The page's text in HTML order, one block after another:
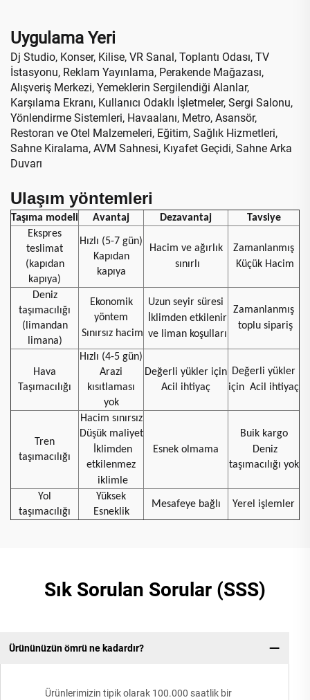
Uygulama Yeri
Dj Studio, Konser, Kilise, VR Sanal, Toplantı Odası, TV
İstasyonu, Reklam Yayınlama, Perakende Mağazası,
Alışveriş Merkezi, Yemeklerin Sergilendiği Alanlar,
Karşılama Ekranı, Kullanıcı Odaklı İşletmeler, Sergi Salonu,
Yönlendirme Sistemleri, Havaalanı, Metro, Asansör,
Restoran ve Otel Malzemeleri, Eğitim, Sağlık Hizmetleri,
Sahne Kiralama, AVM Sahnesi, Kıyafet Geçidi, Sahne Arka
Duvarı
Ulaşım yöntemleri
Taşıma modeli Avantaj Dezavantaj
Tavsiye
Ekspres
teslimat
(kapıdan
kapıya)
Hızlı (5-7 gün)
Kapıdan
kapıya
Hacim ve ağırlık
sınırlı
Zamanlanmış
Küçük Hacim
Deniz
taşımacılığı
(limandan
limana)
Ekonomik
yöntem
Sınırsız hacim
Uzun seyir süresi
İklimden etkilenir
ve liman koşulları
Zamanlanmış
toplu sipariş
Hava
Taşımacılığı
Hızlı (4-5 gün)
Arazi
kısıtlaması
yok
Değerli yükler için
Acil ihtiyaç
Değerli yükler
için Acil ihtiyaç
Tren
taşımacılığı
Hacim sınırsız
Düşük maliyet
İklimden
etkilenmez
iklimle
Esnek olmama
Buik kargo
Deniz
taşımacılığı yok
Yol
taşımacılığı
Yüksek
Esneklik
Mesafeye bağlı Yerel işlemler
Sık Sorulan Sorular (SSS)
Ürününüzün ömrü ne kadardır?
Ürünlerimizin tipik olarak 100.000 saatlik bir